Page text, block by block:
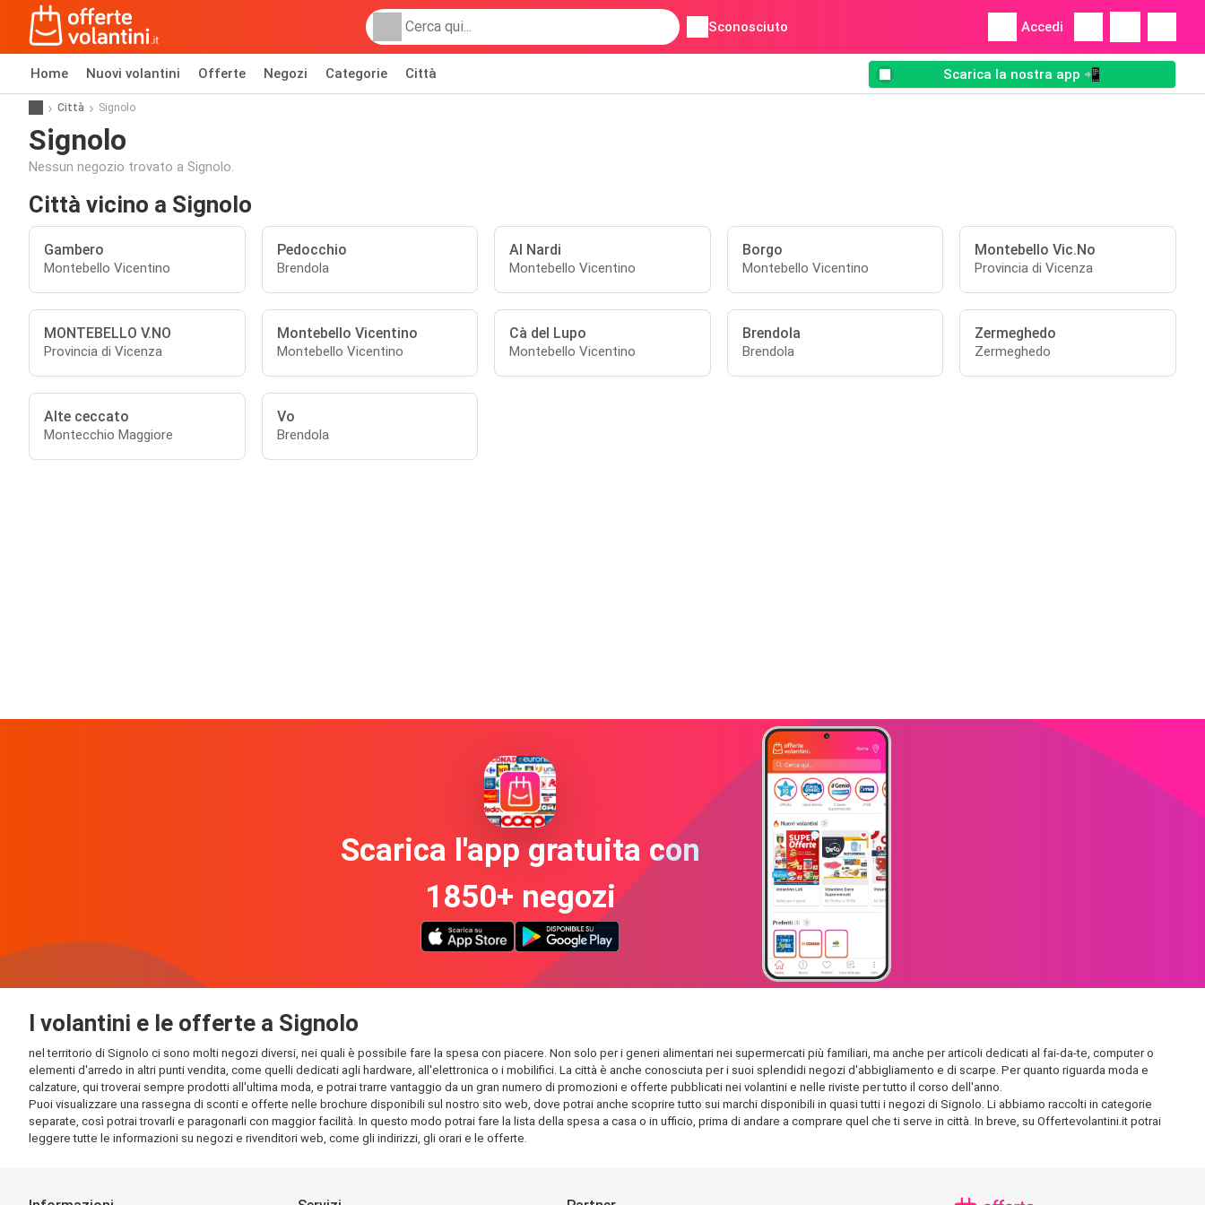
Sconosciuto Accedi
Home Nuovi volantini Offerte Negozi Categorie Città Scarica la nostra app 📲
Città Signolo
Signolo
Nessun negozio trovato a Signolo.
Città vicino a Signolo
Gambero
Montebello Vicentino
Pedocchio
Brendola
Al Nardi
Montebello Vicentino
Borgo
Montebello Vicentino
Montebello Vic.No
Provincia di Vicenza
MONTEBELLO V.NO
Provincia di Vicenza
Montebello Vicentino
Montebello Vicentino
Cà del Lupo
Montebello Vicentino
Brendola
Brendola
Zermeghedo
Zermeghedo
Alte ceccato
Montecchio Maggiore
Vo
Brendola
Scarica l'app gratuita con
1850+ negozi
I volantini e le offerte a Signolo
nel territorio di Signolo ci sono molti negozi diversi, nei quali è possibile fare la spesa con piacere. Non solo per i generi alimentari nei supermercati più familiari, ma anche per articoli dedicati al fai-da-te, computer o
elementi d'arredo in altri punti vendita, come quelli dedicati agli hardware, all'elettronica o i mobilifici. La città è anche conosciuta per i suoi splendidi negozi d'abbigliamento e di scarpe. Per quanto riguarda moda e
calzature, qui troverai sempre prodotti all'ultima moda, e potrai trarre vantaggio da un gran numero di promozioni e offerte pubblicati nei volantini e nelle riviste per tutto il corso dell'anno.
Puoi visualizzare una rassegna di sconti e offerte nelle brochure disponibili sul nostro sito web, dove potrai anche scoprire tutto sui marchi disponibili in quasi tutti i negozi di Signolo. Li abbiamo raccolti in categorie
separate, così potrai trovarli e paragonarli con maggior facilità. In questo modo potrai fare la lista della spesa a casa o in ufficio, prima di andare a comprare quel che ti serve in città. In breve, su Offertevolantini.it potrai
leggere tutte le informazioni su negozi e rivenditori web, come gli indirizzi, gli orari e le offerte.